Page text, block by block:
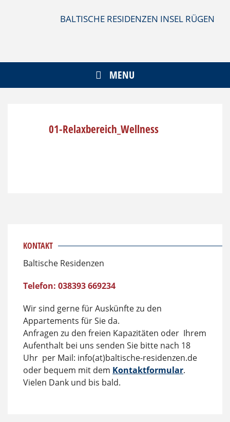
BALTISCHE RESIDENZEN INSEL RÜGEN
MENU
01-Relaxbereich_Wellness
KONTAKT
Baltische Residenzen
Telefon: 038393 669234
Wir sind gerne für Auskünfte zu den
Appartements für Sie da.
Anfragen zu den freien Kapazitäten oder Ihrem
Aufenthalt bei uns senden Sie bitte nach 18
Uhr per Mail: info(at)baltische-residenzen.de
oder bequem mit dem Kontaktformular.
Vielen Dank und bis bald.